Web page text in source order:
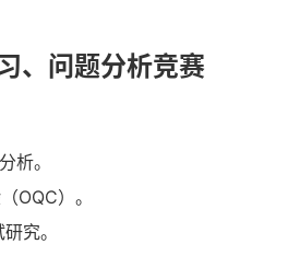
、问题分析竞赛
析。
OQC）。
究。